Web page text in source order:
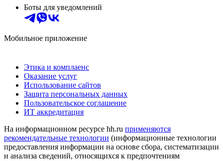
Боты для уведомлений
Мобильное приложение
Этика и комплаенс
Оказание услуг
Использование сайтов
Защита персональных данных
Пользовательское соглашение
ИТ аккредитация
На информационном ресурсе hh.ru применяются
рекомендательные технологии (информационные технологии
предоставления информации на основе сбора, систематизации
и анализа сведений, относящихся к предпочтениям